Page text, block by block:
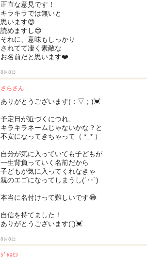
正直な意見です！
キラキラでは無いと
思います😍
読めますし😍
それに、意味もしっかり
されてて凄く素敵な
お名前だと思います❤️
8月8日
さらさん
ありがとうございます(；▽；)💓
予定日が近づくにつれ、
キラキラネームじゃないかな？と
不安になってきちゃって（ *_* ）
自分が気に入っていても子どもが
一生背負っていく名前だから
子どもが気に入ってくれなきゃ
親のエゴになってしまうし(´･･`)
本当に名付けって難しいです😂
自信を持てました！
ありがとうございます(¨̮)💓
8月8日
ｼﾞｬｽﾐﾝ